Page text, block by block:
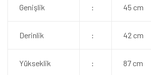
Genişlik : 45 cm
Derinlik : 42 cm
Yükseklik : 87 cm